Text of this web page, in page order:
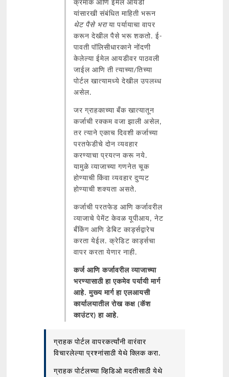
क्रमांक आणि ईमेल आयडी
यांसारखी संबंधित माहिती भरून
थेट पैसे भराया पर्यायाचा वापर
करून देखील पैसे भरू शकतो. ई-
पावती पॉलिसीधारकाने नोंदणी
केलेल्या ईमेल आयडीवर पाठवली
जाईल आणि ती त्याच्या/तिच्या
पोर्टल खात्यामध्ये देखील उपलब्ध
असेल.
जर ग्राहकाच्या बँक खात्यातून
कर्जाची रक्कम वजा झाली असेल,
तर त्याने एकाच दिवशी कर्जाच्या
परतफेडीचे दोन व्यवहार
करण्याचा प्रयत्न करू नये.
यामुळे व्याजाच्या गणनेत चूक
होण्याची किंवा व्यवहार दुप्पट
होण्याची शक्यता असते.
कर्जाची परतफेड आणि कर्जावरील
व्याजाचे पेमेंट केवळ यूपीआय, नेट
बँकिंग आणि डेबिट कार्ड्सद्वारेच
करता येईल. क्रेडिट कार्ड्सचा
वापर करता येणार नाही.
कर्ज आणि कर्जावरील व्याजाच्या
भरण्यासाठी हा एकमेव पर्यायी मार्ग
आहे. मुख्य मार्ग हा एलआयसी
कार्यालयातील रोख कक्ष (कॅश
काउंटर) हा आहे.
ग्राहक पोर्टल वापरकर्त्यांनी वारंवार
विचारलेल्या प्रश्नांसाठी येथे क्लिक करा.
ग्राहक पोर्टलच्या व्हिडिओ मदतीसाठी येथे